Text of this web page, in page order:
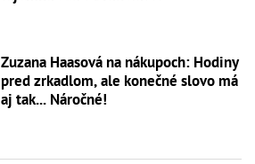
Zuzana Haasová na nákupoch: Hodiny
pred zrkadlom, ale konečné slovo má
aj tak... Náročné!